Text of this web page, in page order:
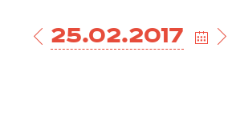
25.02.2017